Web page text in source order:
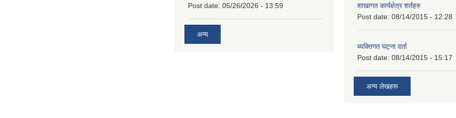
Post date: 05/26/2026 - 13:59
अन्य
शाखागत कार्यक्षेत्र शर्तहरु
Post date: 08/14/2015 - 12:28
ब्यक्तिगत घट्ना दर्ता
Post date: 08/14/2015 - 15:17
अन्य लेखहरू